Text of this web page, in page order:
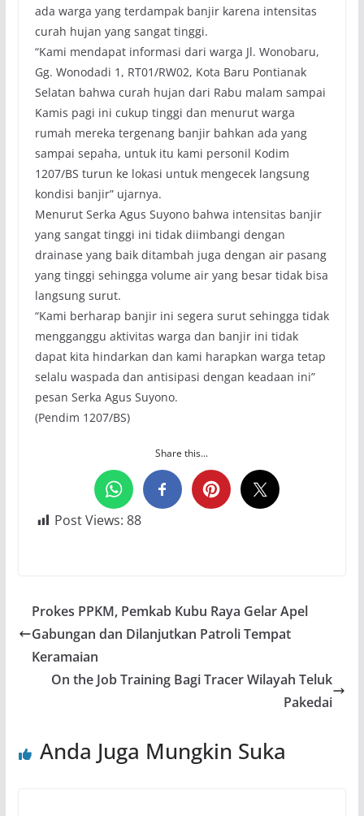
ada warga yang terdampak banjir karena intensitas
curah hujan yang sangat tinggi.
“Kami mendapat informasi dari warga Jl. Wonobaru,
Gg. Wonodadi 1, RT01/RW02, Kota Baru Pontianak
Selatan bahwa curah hujan dari Rabu malam sampai
Kamis pagi ini cukup tinggi dan menurut warga
rumah mereka tergenang banjir bahkan ada yang
sampai sepaha, untuk itu kami personil Kodim
1207/BS turun ke lokasi untuk mengecek langsung
kondisi banjir” ujarnya.
Menurut Serka Agus Suyono bahwa intensitas banjir
yang sangat tinggi ini tidak diimbangi dengan
drainase yang baik ditambah juga dengan air pasang
yang tinggi sehingga volume air yang besar tidak bisa
langsung surut.
“Kami berharap banjir ini segera surut sehingga tidak
mengganggu aktivitas warga dan banjir ini tidak
dapat kita hindarkan dan kami harapkan warga tetap
selalu waspada dan antisipasi dengan keadaan ini”
pesan Serka Agus Suyono.
(Pendim 1207/BS)
Share this...
Post Views: 88
Prokes PPKM, Pemkab Kubu Raya Gelar Apel
Gabungan dan Dilanjutkan Patroli Tempat
Keramaian
On the Job Training Bagi Tracer Wilayah Teluk
Pakedai
Anda Juga Mungkin Suka